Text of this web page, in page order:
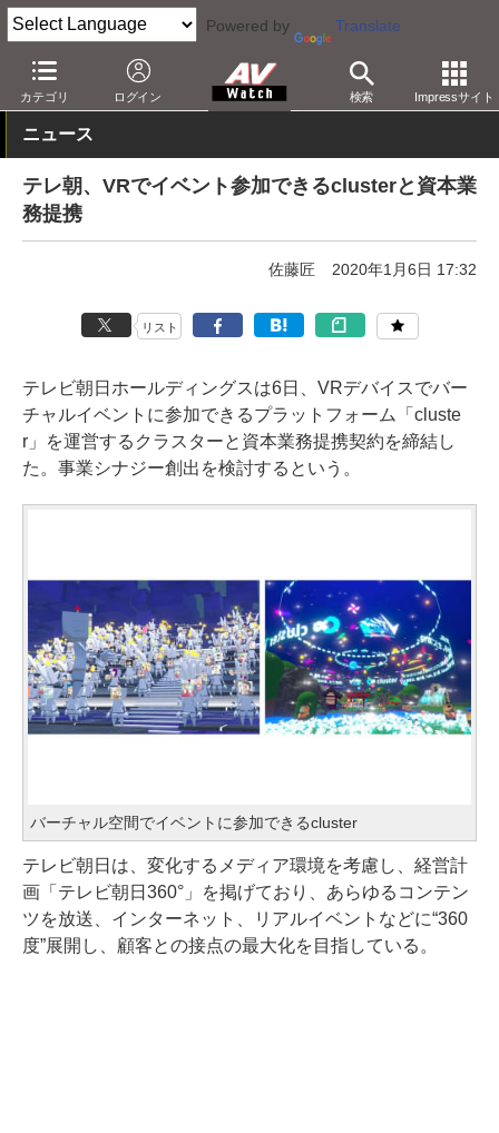
Powered by Translate
カテゴリ ログイン 検索 Impressサイト
AV Watch 動向 業界動向 経営/IR
ニュース
テレ朝、VRでイベント参加できるclusterと資本業
務提携
佐藤匠 2020年1月6日 17:32
リスト
テレビ朝日ホールディングスは6日、VRデバイスでバー
チャルイベントに参加できるプラットフォーム「cluste
r」を運営するクラスターと資本業務提携契約を締結し
た。事業シナジー創出を検討するという。
バーチャル空間でイベントに参加できるcluster
テレビ朝日は、変化するメディア環境を考慮し、経営計
画「テレビ朝日360°」を掲げており、あらゆるコンテン
ツを放送、インターネット、リアルイベントなどに“360
度”展開し、顧客との接点の最大化を目指している。